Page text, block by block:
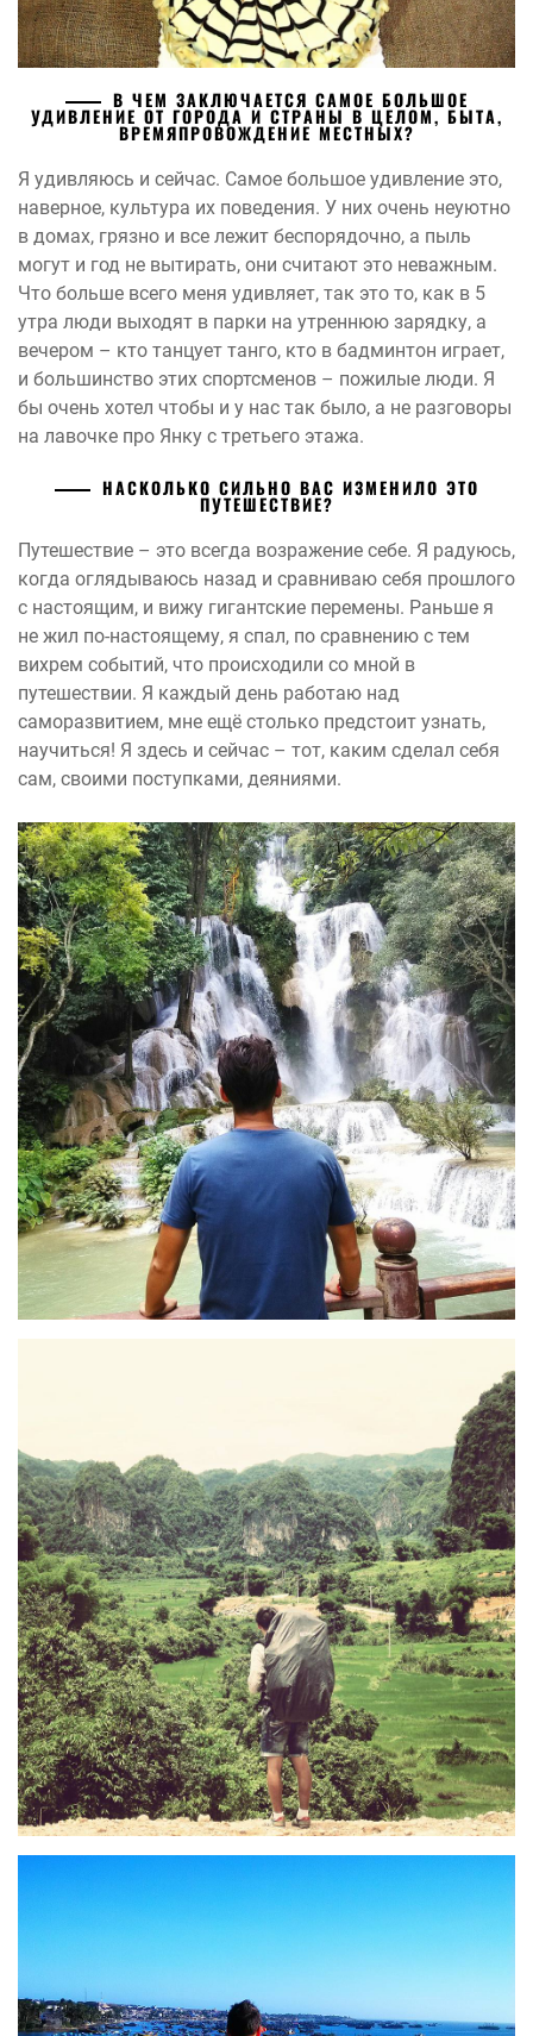
В ЧЕМ ЗАКЛЮЧАЕТСЯ САМОЕ БОЛЬШОЕ
УДИВЛЕНИЕ ОТ ГОРОДА И СТРАНЫ В ЦЕЛОМ, БЫТА,
ВРЕМЯПРОВОЖДЕНИЕ МЕСТНЫХ?
Я удивляюсь и сейчас. Самое большое удивление это,
наверное, культура их поведения. У них очень неуютно
в домах, грязно и все лежит беспорядочно, а пыль
могут и год не вытирать, они считают это неважным.
Что больше всего меня удивляет, так это то, как в 5
утра люди выходят в парки на утреннюю зарядку, а
вечером – кто танцует танго, кто в бадминтон играет,
и большинство этих спортсменов – пожилые люди. Я
бы очень хотел чтобы и у нас так было, а не разговоры
на лавочке про Янку с третьего этажа.
НАСКОЛЬКО СИЛЬНО ВАС ИЗМЕНИЛО ЭТО
ПУТЕШЕСТВИЕ?
Путешествие – это всегда возражение себе. Я радуюсь,
когда оглядываюсь назад и сравниваю себя прошлого
с настоящим, и вижу гигантские перемены. Раньше я
не жил по-настоящему, я спал, по сравнению с тем
вихрем событий, что происходили со мной в
путешествии. Я каждый день работаю над
саморазвитием, мне ещё столько предстоит узнать,
научиться! Я здесь и сейчас – тот, каким сделал себя
сам, своими поступками, деяниями.